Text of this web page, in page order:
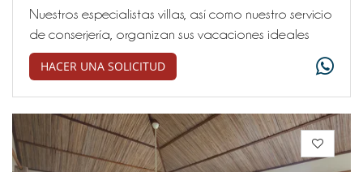
Nuestros especialistas villas, así como nuestro servicio
de conserjería, organizan sus vacaciones ideales
HACER UNA SOLICITUD